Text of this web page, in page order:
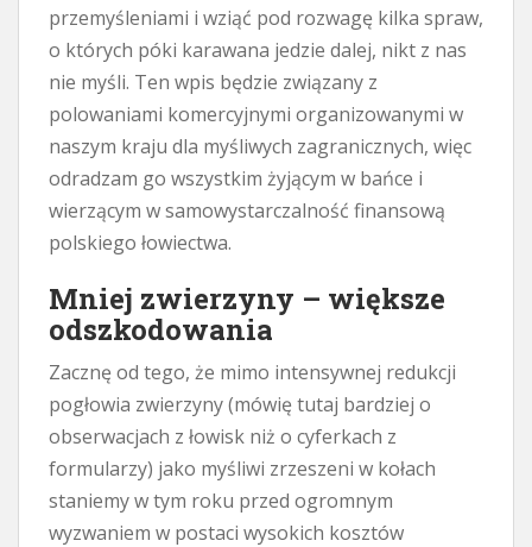
przemyśleniami i wziąć pod rozwagę kilka spraw,
o których póki karawana jedzie dalej, nikt z nas
nie myśli. Ten wpis będzie związany z
polowaniami komercyjnymi organizowanymi w
naszym kraju dla myśliwych zagranicznych, więc
odradzam go wszystkim żyjącym w bańce i
wierzącym w samowystarczalność finansową
polskiego łowiectwa.
Mniej zwierzyny – większe
odszkodowania
Zacznę od tego, że mimo intensywnej redukcji
pogłowia zwierzyny (mówię tutaj bardziej o
obserwacjach z łowisk niż o cyferkach z
formularzy) jako myśliwi zrzeszeni w kołach
staniemy w tym roku przed ogromnym
wyzwaniem w postaci wysokich kosztów